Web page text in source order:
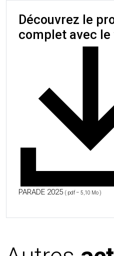
Découvrez le
complet avec
PARADE 2025 ( pdf – 5,10 Mo )